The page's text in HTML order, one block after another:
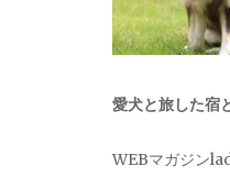
愛犬と旅した宿
WEBマガジン